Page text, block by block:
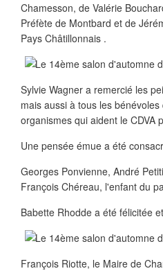
Chamesson, de Valérie
Préfète de Montbard et de
Pays Châtillonnais .
Sylvie Wagner a remercié les
mais aussi à tous les
organismes qui aident le CDVA
Une pensée émue a été
Georges Ponvienne, André
François Chéreau, l'enfant du
Babette Rhodde a été félicitée
François Riotte, le Maire de